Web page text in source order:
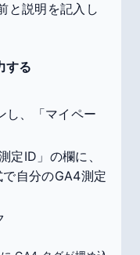
と説明を記入し
する
し、「マイペー
定ID」の欄に、
自分のGA4測定